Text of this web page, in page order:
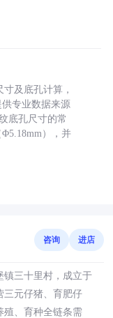
及底孔计算，
专业数据来源
底孔尺寸的常
），并
咨询 进店
镇三十里村，成立于
三元仔猪、育肥仔
殖、育种全链条需